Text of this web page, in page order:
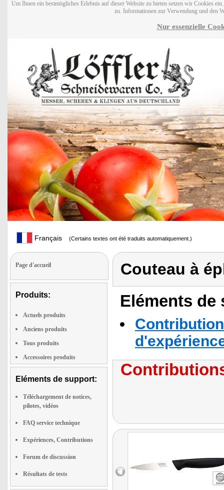
Um Ihnen ein bestmögliches Erlebnis auf dieser Website zu bieten setzen wir Cookies
zu. Informationen zur Verwendung und den
Nur essenzielle
Français (Certains textes ont été traduits automatiquement.)
Page d'accueil
Produits:
Actuels produits
Anciens produits
Tous produits
Accessoires produits
Eléments de support:
Téléchargement de notices,
pilotes, vidéos
FAQ service technique
Expériences, Contributions
Forum de discussion
Résultats de tests
Couteau à
Eléments